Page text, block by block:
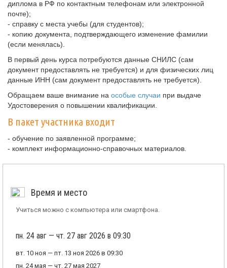
диплома в РФ по контактным телефонам или электронной
почте);
- справку с места учебы (для студентов);
- копию документа, подтверждающего изменение фамилии
(если менялась).
В первый день курса потребуются данные СНИЛС (сам
документ предоставлять не требуется) и для физических лиц
данные ИНН (сам документ предоставлять не требуется).
Обращаем ваше внимание на особые случаи при выдаче
Удостоверения о повышении квалификации.
В пакет участника входит
- обучение по заявленной программе;
- комплект информационно-справочных материалов.
Время и место
Учиться можно с компьютера или смартфона.
пн. 24 авг — чт. 27 авг 2026 в 09:30
вт. 10 ноя — пт. 13 ноя 2026 в 09:30
пн. 24 мая — чт. 27 мая 2027